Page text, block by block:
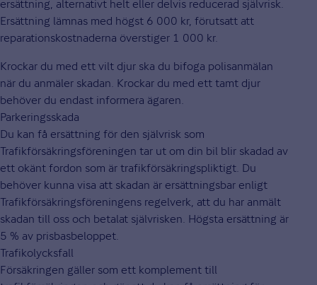
ersättning, alternativt helt eller delvis reducerad självrisk.
Ersättning lämnas med högst 6 000 kr, förutsatt att
reparationskostnaderna överstiger 1 000 kr.
Krockar du med ett vilt djur ska du bifoga polisanmälan
när du anmäler skadan. Krockar du med ett tamt djur
behöver du endast informera ägaren.
Parkeringsskada
Du kan få ersättning för den självrisk som
Trafikförsäkringsföreningen tar ut om din bil blir skadad av
ett okänt fordon som är trafikförsäkringspliktigt. Du
behöver kunna visa att skadan är ersättningsbar enligt
Trafikförsäkringsföreningens regelverk, att du har anmält
skadan till oss och betalat självrisken. Högsta ersättning är
5 % av prisbasbeloppet.
Trafikolycksfall
Försäkringen gäller som ett komplement till